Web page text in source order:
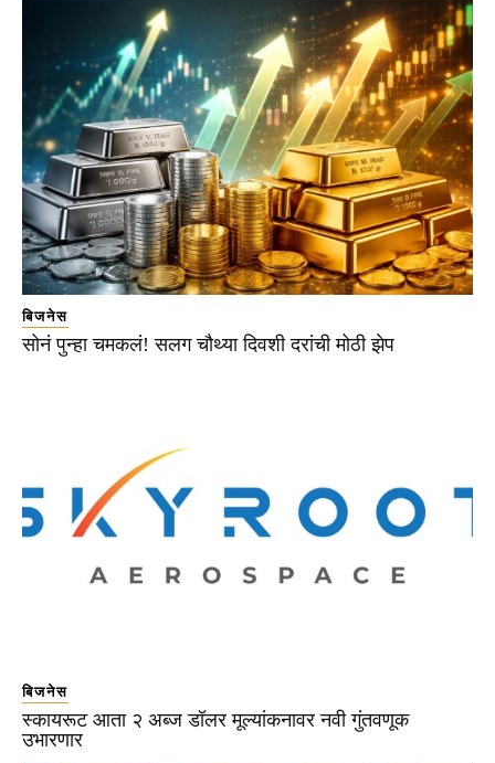
बिजनेस
सोनं पुन्हा चमकलं! सलग चौथ्या दिवशी दरांची मोठी झेप
बिजनेस
स्कायरूट आता २ अब्ज डॉलर मूल्यांकनावर नवी गुंतवणूक
उभारणार